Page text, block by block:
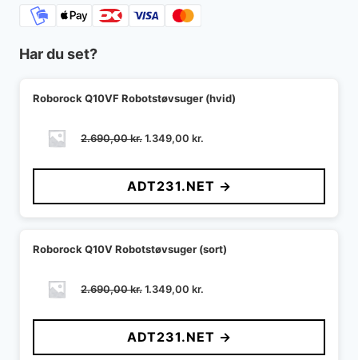
Har du set?
Roborock Q10VF Robotstøvsuger (hvid)
2.690,00kr.Den
pris
var:
2.690,00 kr..
1.349,00 kr.
pris
er:
1.349,00 kr..
ADT231.NET →
Roborock Q10V Robotstøvsuger (sort)
2.690,00kr.Den
pris
var:
2.690,00 kr..
1.349,00 kr.
pris
er:
1.349,00 kr..
ADT231.NET →